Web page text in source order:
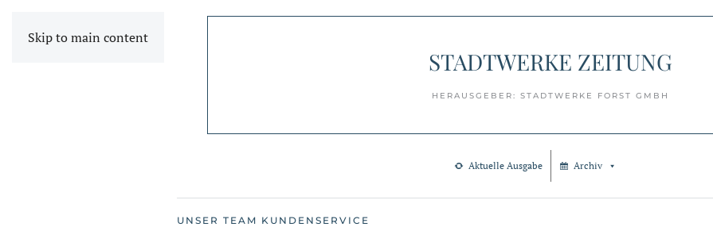
Skip to main content
STADTWERKE ZEITUNG
HERAUSGEBER: STADTWERKE FORST GMBH
Aktuelle Ausgabe Archiv
UNSER TEAM KUNDENSERVICE